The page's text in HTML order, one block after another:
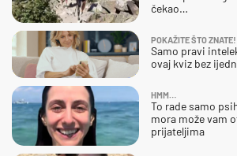
čekao…
POKAŽITE ŠTO ZNATE!
Samo pravi
ovaj kviz bez
HMM…
To rade samo
mora može vam
prijateljima